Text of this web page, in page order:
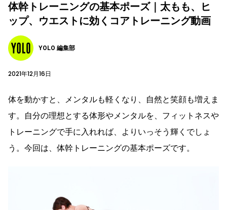
体幹トレーニングの基本ポーズ｜太もも、ヒ
ップ、ウエストに効くコアトレーニング動画
YOLO 編集部
2021年12月16日
体を動かすと、メンタルも軽くなり、自然と笑顔も増えま
す。自分の理想とする体形やメンタルを、フィットネスや
トレーニングで手に入れれば、よりいっそう輝くでしょ
う。今回は、体幹トレーニングの基本ポーズです。